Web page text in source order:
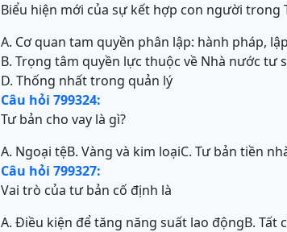
Biểu hiện mới của sự kết hợp con người trong
A. Cơ quan tam quyền phân lập: hành pháp,
B. Trọng tâm quyền lực thuộc về Nhà nước tư
D. Thống nhất trong quản lý
Câu hỏi 799324:
Tư bản cho vay là gì?
A. Ngoại tệB. Vàng và kim loạiC. Tư bản tiền
Câu hỏi 799327:
Vai trò của tư bản cố định là
A. Điều kiện để tăng năng suất lao độngB. Tất